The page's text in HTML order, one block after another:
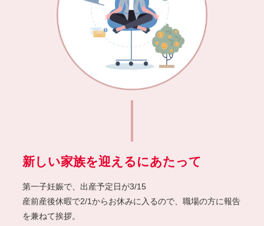
新しい家族を迎えるにあたって
第一子妊娠で、出産予定日が3/15
産前産後休暇で2/1からお休みに入るので、職場の方に報告
を兼ねて挨拶。